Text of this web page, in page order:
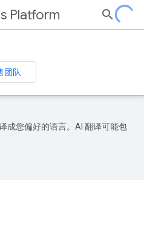
Platform
团队
成您偏好的语言。AI 翻译可能包